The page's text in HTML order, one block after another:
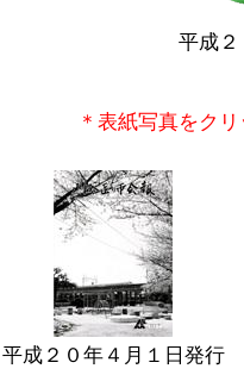
平成
＊表紙写真をク
平成２０年４月１日発行